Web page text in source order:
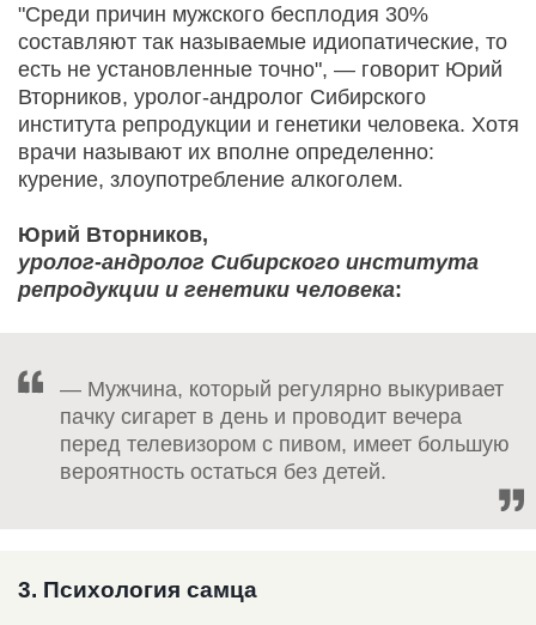
"Среди причин мужского бесплодия 30%
составляют так называемые идио­патические, то
есть не установленные точно", — говорит Юрий
Вторников, уролог-андролог Сибирского
института репродукции и генетики человека. Хотя
врачи называют их вполне определенно:
курение, злоупотребление алкоголем.
Юрий Вторников,
уролог-андролог Сибирского института
репродукции и генетики человека:
— Мужчина, который регулярно выкуривает
пачку сигарет в день и проводит вечера
перед телевизором с пивом, имеет большую
вероятность остаться без детей.
3. Психология самца